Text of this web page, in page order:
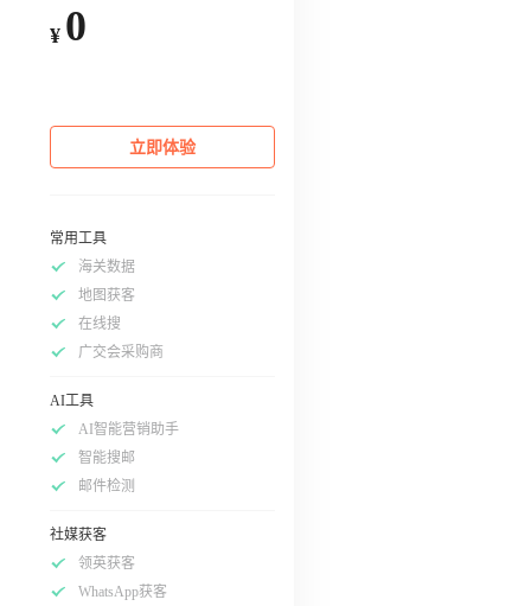
¥ 0
立即体验
常用工具
海关数据
地图获客
在线搜
广交会采购商
AI工具
AI智能营销助手
智能搜邮
邮件检测
社媒获客
领英获客
WhatsApp获客